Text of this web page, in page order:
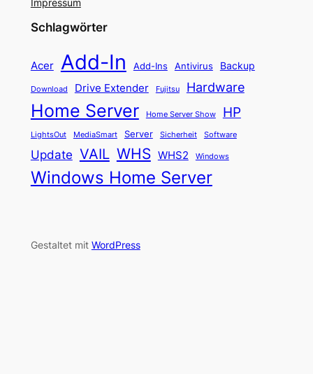
Impressum
Schlagwörter
Acer Add-In Add-Ins Antivirus Backup
Download Drive Extender Fujitsu Hardware
Home Server Home Server Show HP
LightsOut MediaSmart Server Sicherheit Software
Update VAIL WHS WHS2 Windows
Windows Home Server
Gestaltet mit WordPress